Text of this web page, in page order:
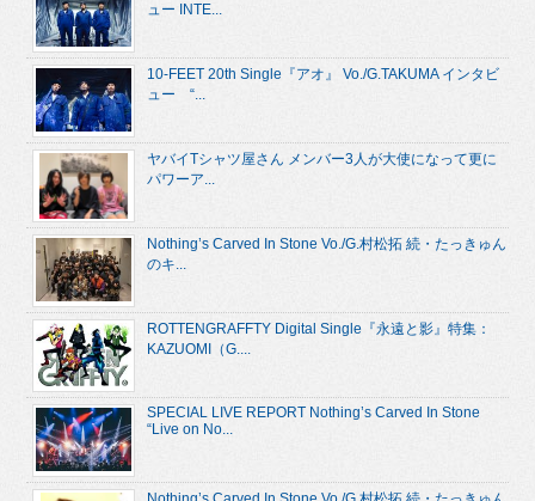
ュー INTE...
10-FEET 20th Single『アオ』 Vo./G.TAKUMA インタビ
ュー “...
ヤバイTシャツ屋さん メンバー3人が大使になって更に
パワーア...
Nothing’s Carved In Stone Vo./G.村松拓 続・たっきゅん
のキ...
ROTTENGRAFFTY Digital Single『永遠と影』特集：
KAZUOMI（G....
SPECIAL LIVE REPORT Nothing’s Carved In Stone
“Live on No...